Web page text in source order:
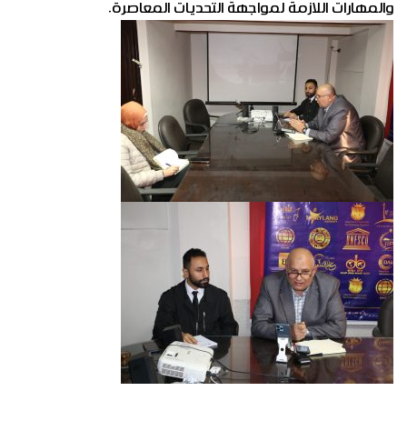
والمهارات اللازمة لمواجهة التحديات المعاصرة.